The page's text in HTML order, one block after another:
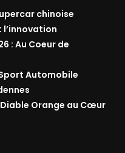
chinoise
: Au Coeur de
Automobile
Orange au Cœur